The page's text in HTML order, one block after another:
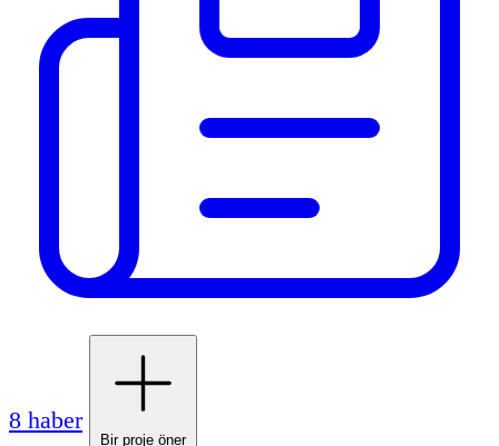
8 haber
Bir proje öner